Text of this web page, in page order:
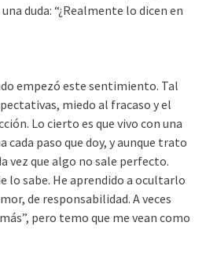
duda: “¿Realmente lo dicen en
empezó este sentimiento. Tal
miedo al fracaso y el
Lo cierto es que vivo con una
cada paso que doy, y aunque trato
vez que algo no sale perfecto.
lo sabe. He aprendido a ocultarlo
de responsabilidad. A veces
pero temo que me vean como